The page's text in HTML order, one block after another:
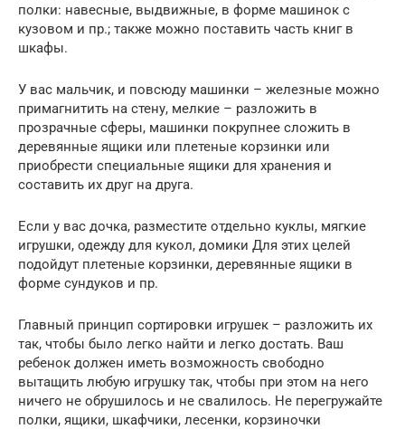
полки: навесные, выдвижные, в форме машинок с
кузовом и пр.; также можно поставить часть книг в
шкафы.
У вас мальчик, и повсюду машинки – железные можно
примагнитить на стену, мелкие – разложить в
прозрачные сферы, машинки покрупнее сложить в
деревянные ящики или плетеные корзинки или
приобрести специальные ящики для хранения и
составить их друг на друга.
Если у вас дочка, разместите отдельно куклы, мягкие
игрушки, одежду для кукол, домики Для этих целей
подойдут плетеные корзинки, деревянные ящики в
форме сундуков и пр.
Главный принцип сортировки игрушек – разложить их
так, чтобы было легко найти и легко достать. Ваш
ребенок должен иметь возможность свободно
вытащить любую игрушку так, чтобы при этом на него
ничего не обрушилось и не свалилось. Не перегружайте
полки, ящики, шкафчики, лесенки, корзиночки